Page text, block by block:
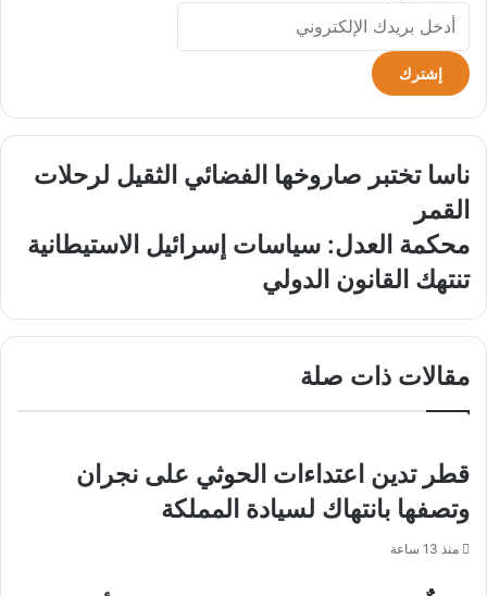
أدخل
بريدك
الإلكتروني
ناسا
تختبر
صاروخها
الفضائي
الثقيل
لرحلات
ناسا تختبر صاروخها الفضائي الثقيل لرحلات
القمر
محكمة
العدل:
سياسات
القانون
محكمة العدل: سياسات إسرائيل الاستيطانية
تنتهك القانون الدولي
مقالات ذات صلة
قطر تدين اعتداءات الحوثي على نجران
وتصفها بانتهاك لسيادة المملكة
منذ 13 ساعة